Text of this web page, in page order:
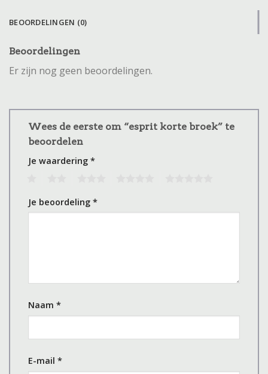
BEOORDELINGEN (0)
Beoordelingen
Er zijn nog geen beoordelingen.
Wees de eerste om “esprit korte broek” te
beoordelen
Je waardering *
Je beoordeling *
Naam *
E-mail *